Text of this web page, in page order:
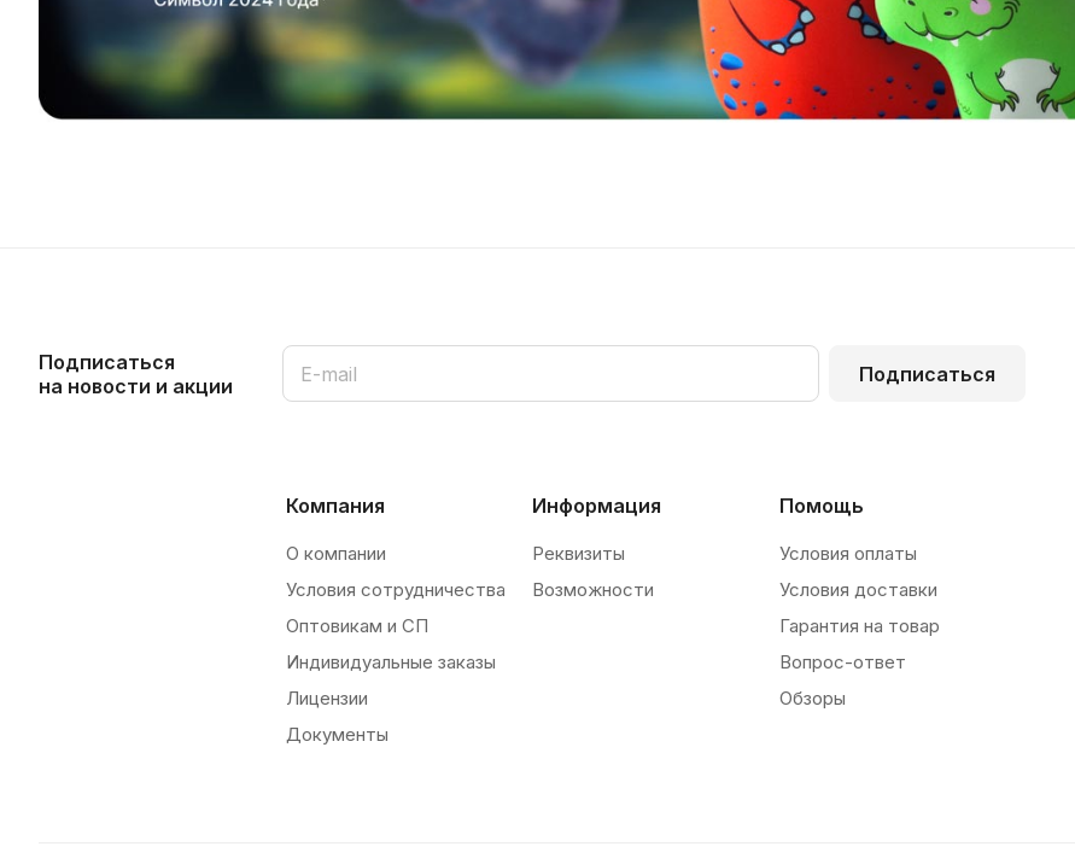
Подписаться
на новости и акции
Подписаться
Компания
О компании
Условия сотрудничества
Оптовикам и СП
Индивидуальные заказы
Лицензии
Документы
Информация
Реквизиты
Возможности
Помощь
Условия оплаты
Условия доставки
Гарантия на товар
Вопрос-ответ
Обзоры